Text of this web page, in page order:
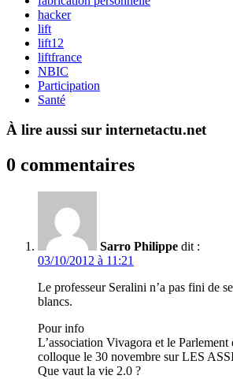
hacker
lift
lift12
liftfrance
NBIC
Participation
Santé
À lire aussi sur internetactu.net
0 commentaires
Sarro Philippe dit :
03/10/2012 à 11:21
Le professeur Seralini n’a pas fini de
blancs.
Pour info
L’association Vivagora et le
colloque le 30 novembre sur LES
Que vaut la vie 2.0 ?